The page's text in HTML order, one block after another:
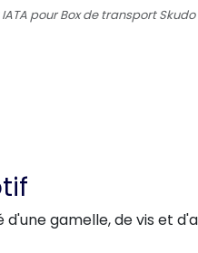
IATA pour Box de transport Skudo
d'une gamelle, de vis et